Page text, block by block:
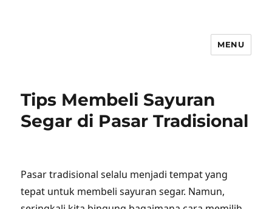
MENU
Tips Membeli Sayuran
Segar di Pasar Tradisional
Pasar tradisional selalu menjadi tempat yang
tepat untuk membeli sayuran segar. Namun,